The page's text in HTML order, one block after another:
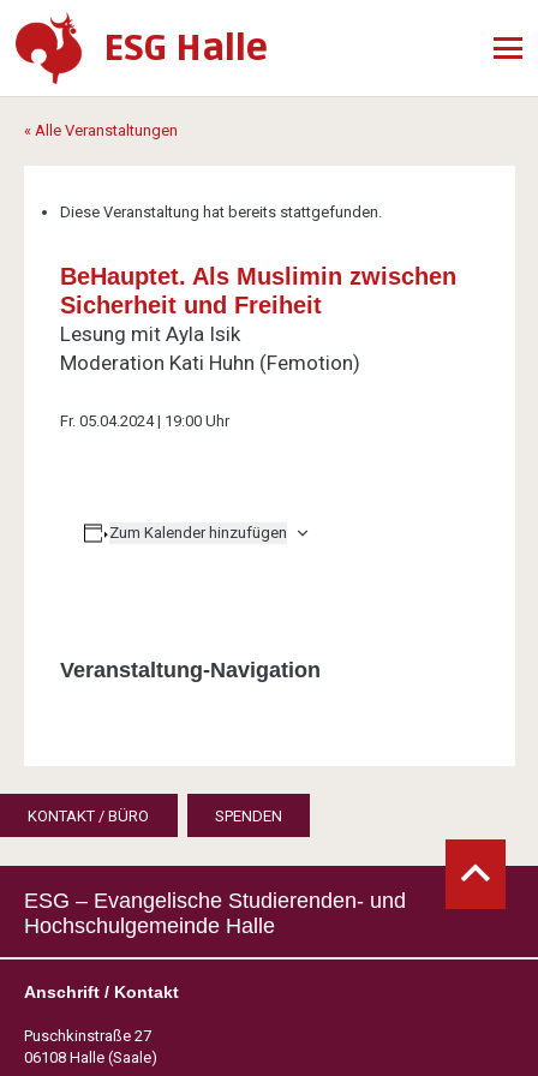
ESG Halle
« Alle Veranstaltungen
Diese Veranstaltung hat bereits stattgefunden.
BeHauptet. Als Muslimin zwischen
Sicherheit und Freiheit
Lesung mit Ayla Isik
Moderation Kati Huhn (Femotion)
Fr. 05.04.2024 | 19:00 Uhr
Zum Kalender hinzufügen
Veranstaltung-Navigation
KONTAKT / BÜRO SPENDEN
ESG – Evangelische Studierenden- und
Hochschulgemeinde Halle
Anschrift / Kontakt
Puschkinstraße 27
06108 Halle (Saale)